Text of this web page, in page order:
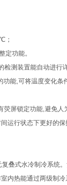
；
定功能。
测装置能自动进行
能,可将温度变化条
屏锁定功能,避免人
运行状态下更好的
叠式水冷制冷系统
内热能通过两级制